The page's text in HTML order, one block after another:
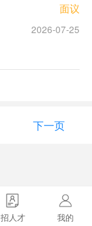
面议
2026-07-25
下一页
招人才 我的